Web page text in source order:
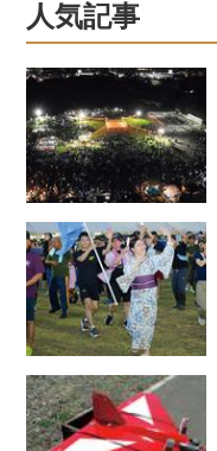
人気記事